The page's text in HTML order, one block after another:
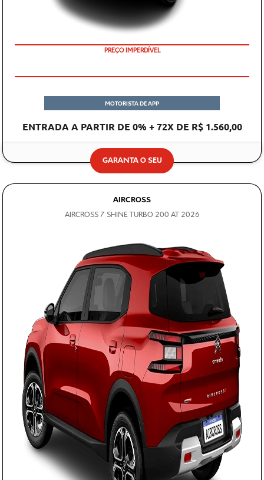
PREÇO IMPERDÍVEL
ENTRADA A PARTIR DE 0% + 72X DE R$ 1.560,00
MOTORISTA DE APP
GARANTA O SEU
AIRCROSS
AIRCROSS 7 SHINE TURBO 200 AT 2026